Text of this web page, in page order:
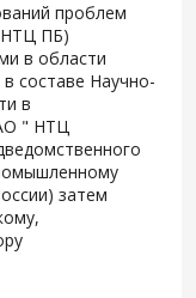
проблем
НТЦ ПБ)
в области
составе Научно-
в
" НТЦ
затем